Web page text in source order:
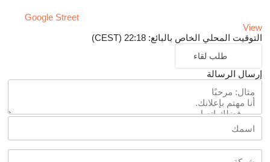
Google Street
View
التوقيت المحلي الخاص بالبائع: 22:18 (CEST)
طلب لقاء
إرسال الرسالة